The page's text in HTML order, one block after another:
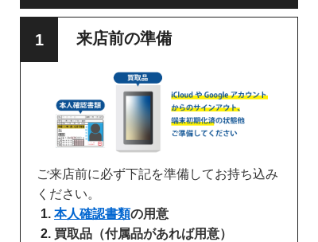
来店前の準備
ご来店前に必ず下記を準備してお持ち込み
ください。
本人確認書類の用意
買取品（付属品があれば用意）